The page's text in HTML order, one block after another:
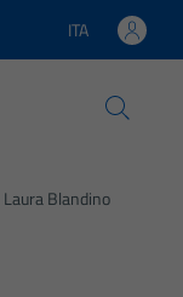
Lingua attiva:
ITA
Laura Blandino